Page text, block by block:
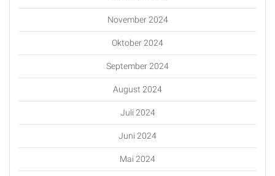
November 2024
Oktober 2024
September 2024
August 2024
Juli 2024
Juni 2024
Mai 2024